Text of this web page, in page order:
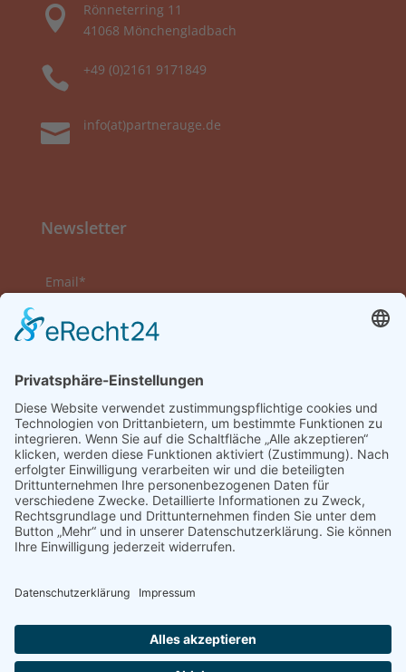

Rönneterring 11
41068 Mönchengladbach
 +49 (0)2161 9171849
 info(at)partnerauge.de
Newsletter
Email*
Nachname
Datenschutzerklärung zur Kenntnis genommen
und akzeptiert.